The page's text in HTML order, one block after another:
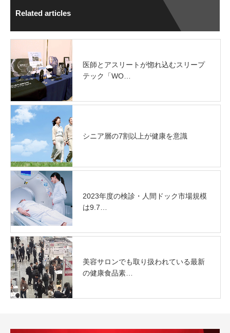
Related articles
医師とアスリートが惚れ込むスリープ
テック「WO…
シニア層の7割以上が健康を意識
2023年度の検診・人間ドック市場規模
は9.7…
美容サロンでも取り扱われている最新
の健康食品素…